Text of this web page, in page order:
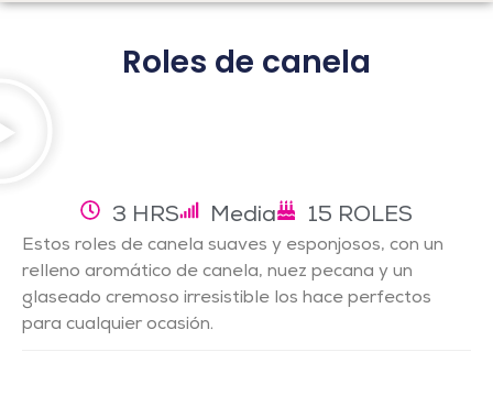
Roles de canela
3 HRS Media 15 ROLES
Estos roles de canela suaves y esponjosos, con un
relleno aromático de canela, nuez pecana y un
glaseado cremoso irresistible los hace perfectos
para cualquier ocasión.